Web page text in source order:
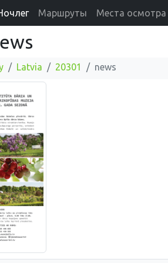
Маршруты Места осмотра
Latvia 20301 news